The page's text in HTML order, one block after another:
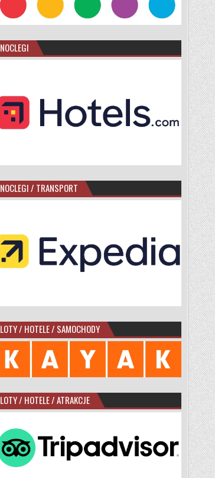
NOCLEGI
NOCLEGI / TRANSPORT
LOTY / HOTELE / SAMOCHODY
LOTY / HOTELE / ATRAKCJE